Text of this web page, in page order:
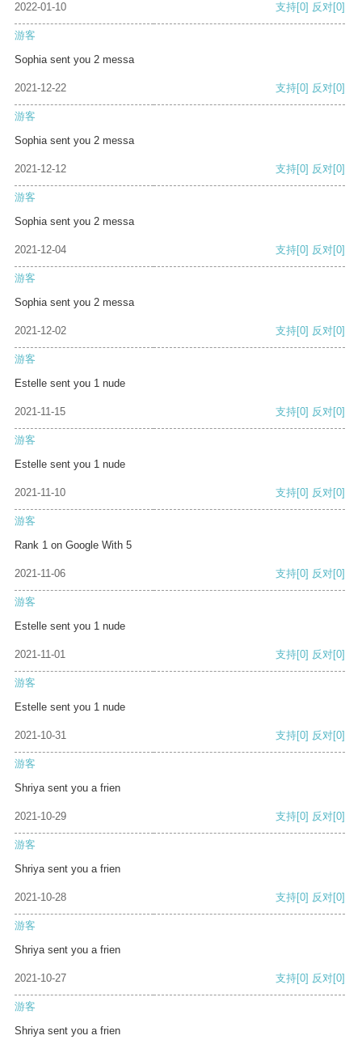
2022-01-10 支持[0] 反对[0]
游客
Sophia sent you 2 messa
2021-12-22 支持[0] 反对[0]
游客
Sophia sent you 2 messa
2021-12-12 支持[0] 反对[0]
游客
Sophia sent you 2 messa
2021-12-04 支持[0] 反对[0]
游客
Sophia sent you 2 messa
2021-12-02 支持[0] 反对[0]
游客
Estelle sent you 1 nude
2021-11-15 支持[0] 反对[0]
游客
Estelle sent you 1 nude
2021-11-10 支持[0] 反对[0]
游客
Rank 1 on Google With 5
2021-11-06 支持[0] 反对[0]
游客
Estelle sent you 1 nude
2021-11-01 支持[0] 反对[0]
游客
Estelle sent you 1 nude
2021-10-31 支持[0] 反对[0]
游客
Shriya sent you a frien
2021-10-29 支持[0] 反对[0]
游客
Shriya sent you a frien
2021-10-28 支持[0] 反对[0]
游客
Shriya sent you a frien
2021-10-27 支持[0] 反对[0]
游客
Shriya sent you a frien